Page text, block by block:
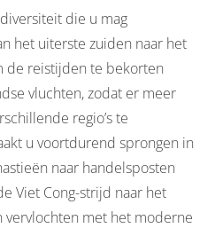
die u mag
het uiterste zuiden naar het
de reistijden te bekorten
vluchten, zodat er meer
regio’s te
u voortdurend sprongen in
naar handelsposten
Viet Cong-strijd naar het
met het moderne